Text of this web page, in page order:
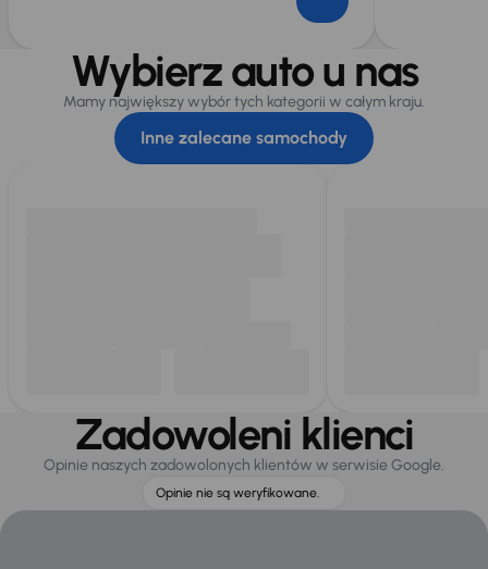
Wybierz auto u nas
Mamy największy wybór tych kategorii w całym kraju.
Inne zalecane samochody
Zadowoleni klienci
Opinie naszych zadowolonych klientów w serwisie Google.
Opinie nie są weryfikowane.